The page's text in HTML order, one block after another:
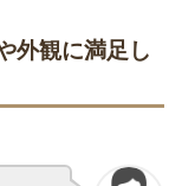
外観に満足し